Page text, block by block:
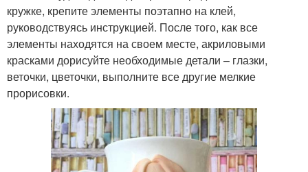
кружке, крепите элементы поэтапно на клей,
руководствуясь инструкцией. После того, как все
элементы находятся на своем месте, акриловыми
красками дорисуйте необходимые детали – глазки,
веточки, цветочки, выполните все другие мелкие
прорисовки.